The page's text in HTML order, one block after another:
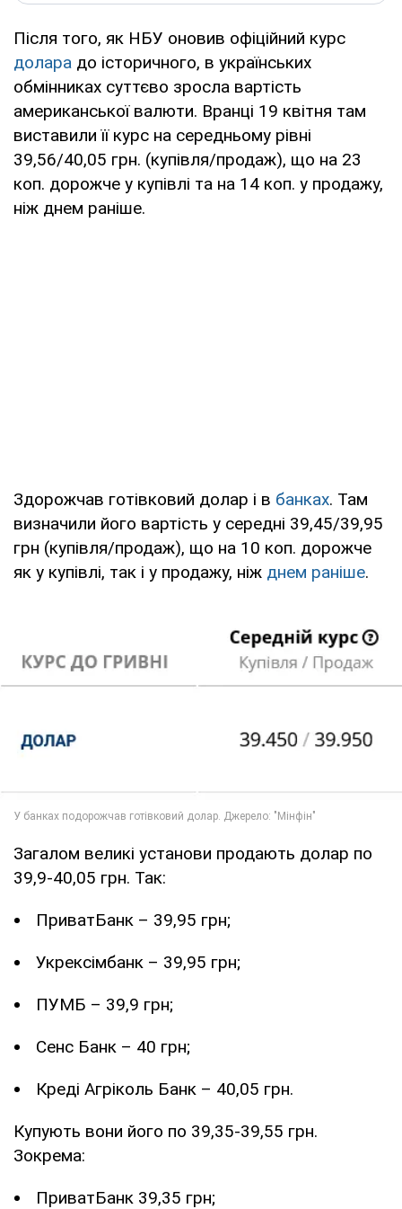
Після того, як НБУ оновив офіційний курс
долара до історичного, в українських
обмінниках суттєво зросла вартість
американської валюти. Вранці 19 квітня там
виставили її курс на середньому рівні
39,56/40,05 грн. (купівля/продаж), що на 23
коп. дорожче у купівлі та на 14 коп. у продажу,
ніж днем раніше.
Здорожчав готівковий долар і в банках. Там
визначили його вартість у середні 39,45/39,95
грн (купівля/продаж), що на 10 коп. дорожче
як у купівлі, так і у продажу, ніж днем раніше.
Загалом великі установи продають долар по
39,9-40,05 грн. Так:
ПриватБанк – 39,95 грн;
Укрексімбанк – 39,95 грн;
ПУМБ – 39,9 грн;
Сенс Банк – 40 грн;
Креді Агріколь Банк – 40,05 грн.
Купують вони його по 39,35-39,55 грн.
Зокрема:
ПриватБанк 39,35 грн;